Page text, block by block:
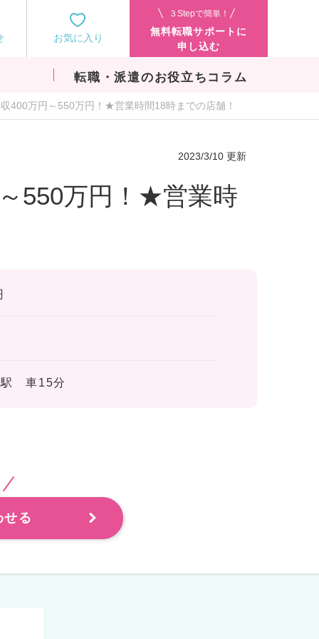
お気に入り
３Stepで簡単！
無料転職サポートに
申し込む
転職・派遣のお役立ちコラム
万円～550万円！★営業時間18時までの店舗！
2023/3/10 更新
550万円！★営業時
駅 車15分
る